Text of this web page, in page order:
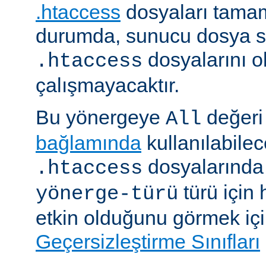
.htaccess dosyaları
durumda, sunucu dosya
.htaccess dosyalarını
çalışmayacaktır.
Bu yönergeye All
bağlamında
.htaccess
yönerge-türü türü için
etkin olduğunu görmek
Geçersizleştirme Sınıfları